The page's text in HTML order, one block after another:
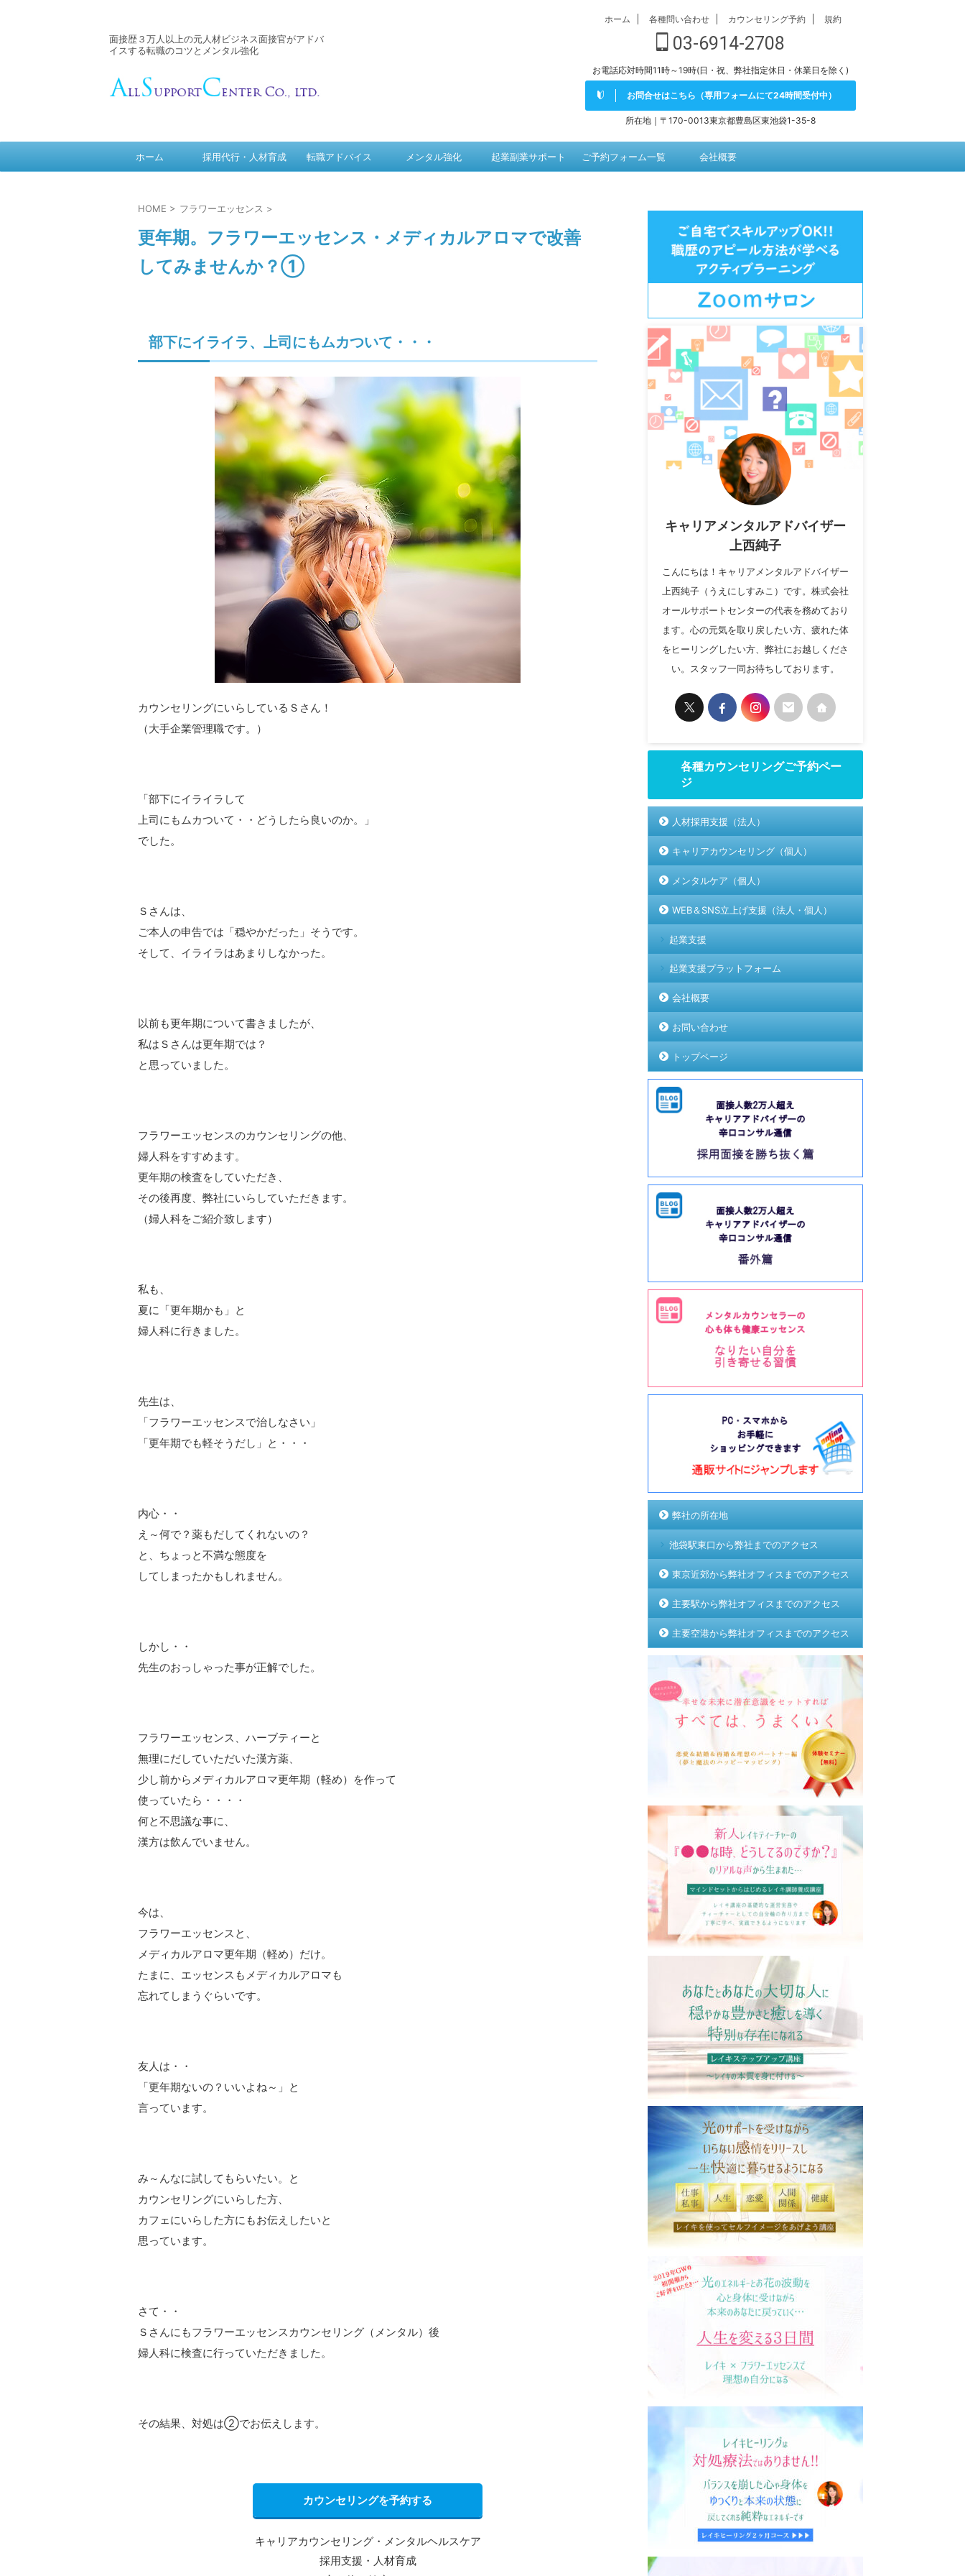
面接歴３万人以上の元人材ビジネス面接官がアドバ
イスする転職のコツとメンタル強化
ホーム 各種問い合わせ カウンセリング予約 規約
03-6914-2708
お電話応対時間11時～19時(日・祝、弊社指定休日・休業日を除く)
お問合せはこちら（専用フォームにて24時間受付中）
所在地｜〒170-0013東京都豊島区東池袋1-35-8
ホーム 採用代行・人材育成 転職アドバイス メンタル強化 起業副業サポート ご予約フォーム一覧 会社概要
HOME > フラワーエッセンス >
更年期。フラワーエッセンス・メディカルアロマで改善
してみませんか？①
部下にイライラ、上司にもムカついて・・・
カウンセリングにいらしているＳさん！
（大手企業管理職です。）
「部下にイライラして
上司にもムカついて・・どうしたら良いのか。」
でした。
Ｓさんは、
ご本人の申告では「穏やかだった」そうです。
そして、イライラはあまりしなかった。
以前も更年期について書きましたが、
私はＳさんは更年期では？
と思っていました。
フラワーエッセンスのカウンセリングの他、
婦人科をすすめます。
更年期の検査をしていただき、
その後再度、弊社にいらしていただきます。
（婦人科をご紹介致します）
私も、
夏に「更年期かも」と
婦人科に行きました。
先生は、
「フラワーエッセンスで治しなさい」
「更年期でも軽そうだし」と・・・
内心・・
え～何で？薬もだしてくれないの？
と、ちょっと不満な態度を
してしまったかもしれません。
しかし・・
先生のおっしゃった事が正解でした。
フラワーエッセンス、ハーブティーと
無理にだしていただいた漢方薬、
少し前からメディカルアロマ更年期（軽め）を作って
使っていたら・・・・
何と不思議な事に、
漢方は飲んでいません。
今は、
フラワーエッセンスと、
メディカルアロマ更年期（軽め）だけ。
たまに、エッセンスもメディカルアロマも
忘れてしまうぐらいです。
友人は・・
「更年期ないの？いいよね～」と
言っています。
み～んなに試してもらいたい。と
カウンセリングにいらした方、
カフェにいらした方にもお伝えしたいと
思っています。
さて・・
Ｓさんにもフラワーエッセンスカウンセリング（メンタル）後
婦人科に検査に行っていただきました。
その結果、対処は②でお伝えします。
カウンセリングを予約する
キャリアカウンセリング・メンタルヘルスケア
採用支援・人材育成
キャリアメンタルアドバイザー
上西純子
こんにちは！キャリアメンタルアドバイザー
上西純子（うえにしすみこ）です。株式会社
オールサポートセンターの代表を務めており
ます。心の元気を取り戻したい方、疲れた体
をヒーリングしたい方、弊社にお越しくださ
い。スタッフ一同お待ちしております。
各種カウンセリングご予約ペー
ジ
人材採用支援（法人）
キャリアカウンセリング（個人）
メンタルケア（個人）
WEB＆SNS立上げ支援（法人・個人）
起業支援
起業支援プラットフォーム
会社概要
お問い合わせ
トップページ
弊社の所在地
池袋駅東口から弊社までのアクセス
東京近郊から弊社オフィスまでのアクセス
主要駅から弊社オフィスまでのアクセス
主要空港から弊社オフィスまでのアクセス